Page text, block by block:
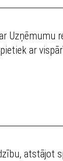
Uzņēmumu
ar
atstājot